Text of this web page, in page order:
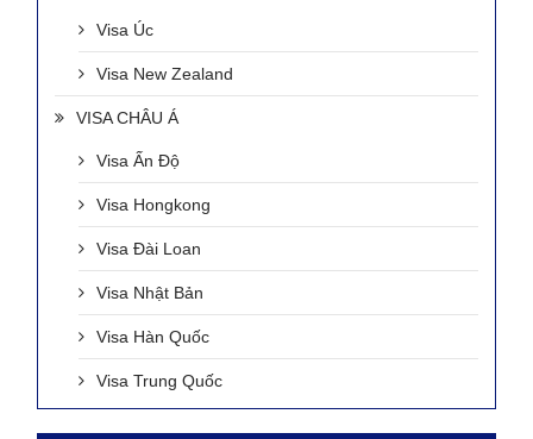
Visa Úc
Visa New Zealand
VISA CHÂU Á
Visa Ấn Độ
Visa Hongkong
Visa Đài Loan
Visa Nhật Bản
Visa Hàn Quốc
Visa Trung Quốc